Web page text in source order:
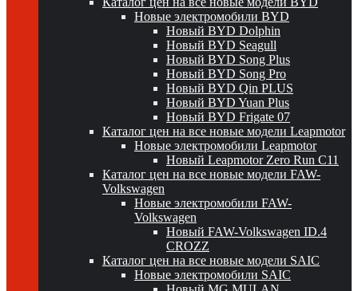
Новые электромобили BYD
Новый BYD Dolphin
Новый BYD Seagull
Новый BYD Song Plus
Новый BYD Song Pro
Новый BYD Qin PLUS
Новый BYD Yuan Plus
Новый BYD Frigate 07
Каталог цен на все новые модели Leapmotor
Новые электромобили Leapmotor
Новый Leapmotor Zero Run C11
Каталог цен на все новые модели FAW-
Volkswagen
Новые электромобили FAW-
Volkswagen
Новый FAW-Volkswagen ID.4
CROZZ
Каталог цен на все новые модели SAIC
Новые электромобили SAIC